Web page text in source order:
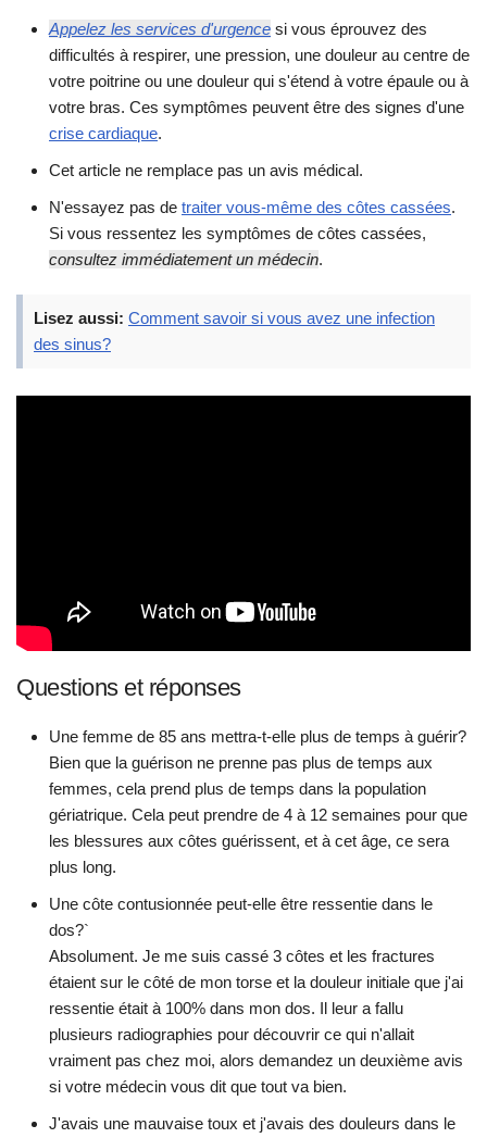
Appelez les services d'urgence si vous éprouvez des
difficultés à respirer, une pression, une douleur au centre de
votre poitrine ou une douleur qui s'étend à votre épaule ou à
votre bras. Ces symptômes peuvent être des signes d'une
crise cardiaque.
Cet article ne remplace pas un avis médical.
N'essayez pas de traiter vous-même des côtes cassées.
Si vous ressentez les symptômes de côtes cassées,
consultez immédiatement un médecin.
Lisez aussi: Comment savoir si vous avez une infection
des sinus?
Questions et réponses
Une femme de 85 ans mettra-t-elle plus de temps à guérir?
Bien que la guérison ne prenne pas plus de temps aux
femmes, cela prend plus de temps dans la population
gériatrique. Cela peut prendre de 4 à 12 semaines pour que
les blessures aux côtes guérissent, et à cet âge, ce sera
plus long.
Une côte contusionnée peut-elle être ressentie dans le
dos?`
Absolument. Je me suis cassé 3 côtes et les fractures
étaient sur le côté de mon torse et la douleur initiale que j'ai
ressentie était à 100% dans mon dos. Il leur a fallu
plusieurs radiographies pour découvrir ce qui n'allait
vraiment pas chez moi, alors demandez un deuxième avis
si votre médecin vous dit que tout va bien.
J'avais une mauvaise toux et j'avais des douleurs dans le